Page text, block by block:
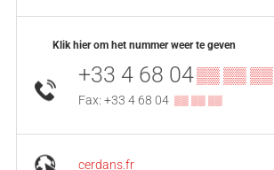
Klik hier om het nummer weer te geven
+33 4 68 04▒▒ ▒▒ ▒▒
Fax: +33 4 68 04 ▒▒ ▒▒ ▒▒
cerdans.fr